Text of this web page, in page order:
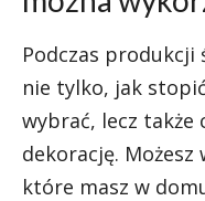
Podczas produkcji
nie tylko, jak
wybrać, lecz także
dekorację. Możesz
które masz w